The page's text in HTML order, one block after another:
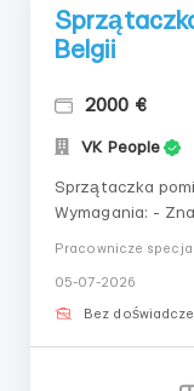
Belgii
2000 €
VK People
Sprzątaczka pomieszczeń
Wymagania: - Znajomość angielskiego na poziomie
gospodarstwa
Pracownicze
05-07-2026
Bez